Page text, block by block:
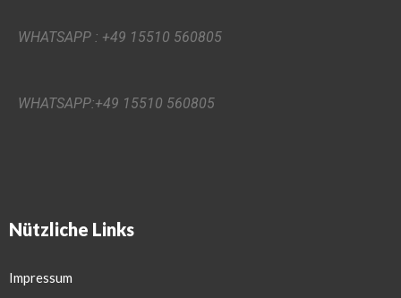
WHATSAPP : +49 15510 560805
WHATSAPP:+49 15510 560805
Nützliche Links
Impressum